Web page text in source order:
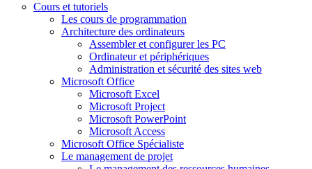
Cours et tutoriels
Les cours de programmation
Architecture des ordinateurs
Assembler et configurer les PC
Ordinateur et périphériques
Administration et sécurité des sites web
Microsoft Office
Microsoft Excel
Microsoft Project
Microsoft PowerPoint
Microsoft Access
Microsoft Office Spécialiste
Le management de projet